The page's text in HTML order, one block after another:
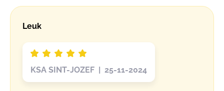
Leuk
KSA SINT-JOZEF | 25-11-2024